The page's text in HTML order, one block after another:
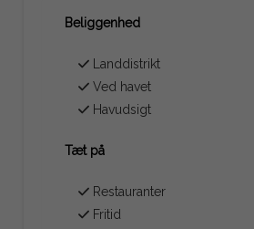
Beliggenhed
Landdistrikt
Ved havet
Havudsigt
Tæt på
Restauranter
Fritid